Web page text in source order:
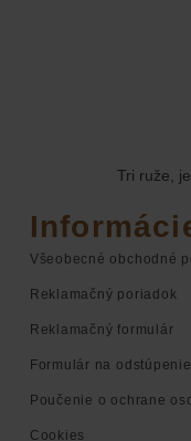
Tri ruže,
Všeobecné obchodné
Reklamačný poriadok
Reklamačný formulár
Formulár na
Poučenie o ochrane
Cookies